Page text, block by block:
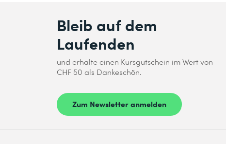
Bleib auf dem
Laufenden
und erhalte einen Kursgutschein im Wert von
CHF 50 als Dankeschön.
Zum Newsletter anmelden